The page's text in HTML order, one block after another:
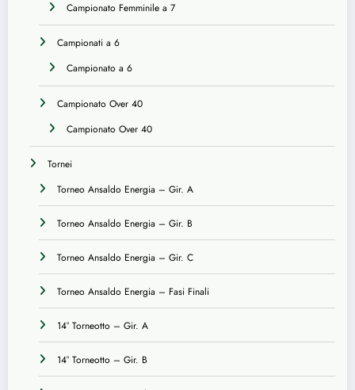
Campionato Femminile a 7
Campionati a 6
Campionato a 6
Campionato Over 40
Campionato Over 40
Tornei
Torneo Ansaldo Energia – Gir. A
Torneo Ansaldo Energia – Gir. B
Torneo Ansaldo Energia – Gir. C
Torneo Ansaldo Energia – Fasi Finali
14° Torneotto – Gir. A
14° Torneotto – Gir. B